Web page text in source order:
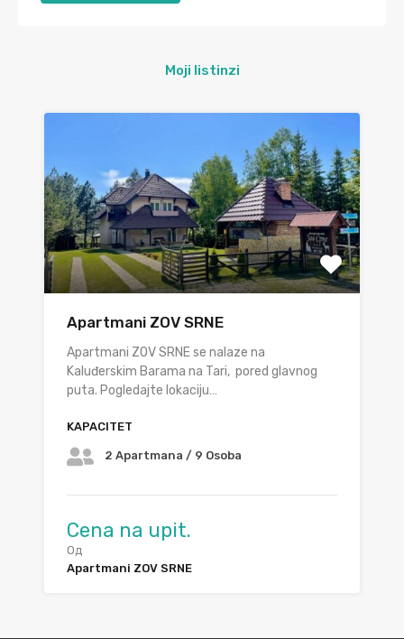
Moji listinzi
Apartmani ZOV SRNE
Apartmani ZOV SRNE se nalaze na
Kaluđerskim Barama na Tari, pored glavnog
puta. Pogledajte lokaciju…
KAPACITET
2 Apartmana / 9 Osoba
Cena na upit.
Од
Apartmani ZOV SRNE